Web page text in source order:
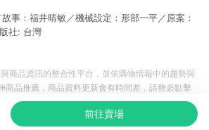
事：福井晴敏／機械設定：形部一平／原案：
社: 台灣
前往賣場
商品資訊的整合性平台，並依購物情報中的趨勢與
商品推薦，商品資料更新會有時間差，請務必點擊
認現售價與購物條件，一切資訊以合作廠商網頁為